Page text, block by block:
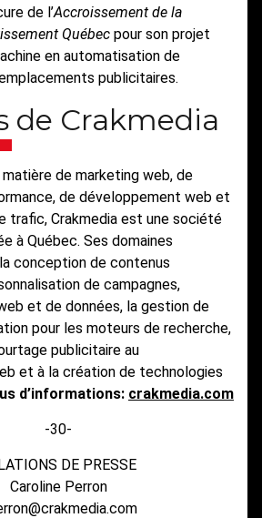
de l’Accroissement de la
Québec pour son projet
en automatisation de
publicitaires.
de Crakmedia
de marketing web, de
de développement web et
trafic, Crakmedia est une société
à Québec. Ses domaines
conception de contenus
de campagnes,
et de données, la gestion de
pour les moteurs de recherche,
publicitaire au
et à la création de technologies
d’informations: crakmedia.com
-30-
DE PRESSE
Caroline Perron